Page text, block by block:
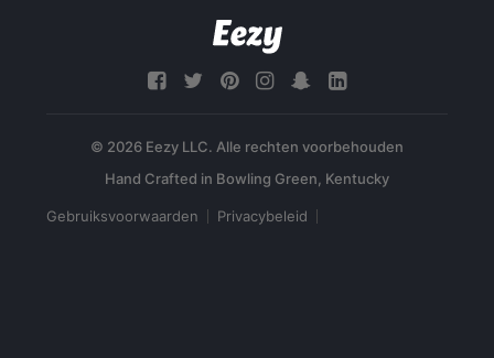
© 2026 Eezy LLC. Alle rechten voorbehouden
Gebruiksvoorwaarden Privacybeleid